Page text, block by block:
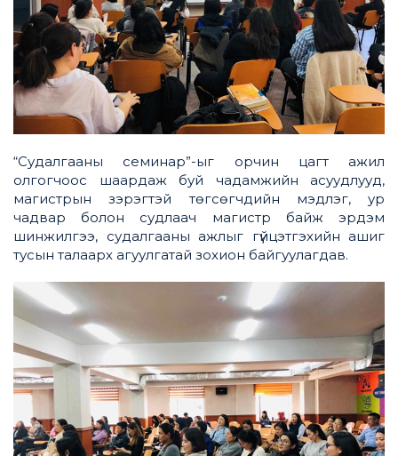
“Судалгааны семинар”-ыг орчин цагт ажил
олгогчоос шаардаж буй чадамжийн асуудлууд,
магистрын зэрэгтэй төгсөгчдийн мэдлэг, ур
чадвар болон судлаач магистр байж эрдэм
шинжилгээ, судалгааны ажлыг гүйцэтгэхийн ашиг
тусын талаарх агуулгатай зохион байгуулагдав.